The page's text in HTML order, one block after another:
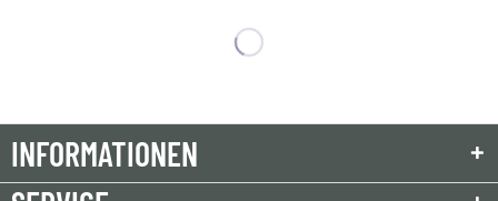
INFORMATIONEN